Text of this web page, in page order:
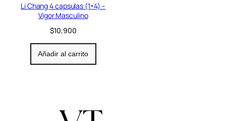
Li Chang 4 capsulas (1×4) –
Vigor Masculino
$10,900
Añadir al carrito